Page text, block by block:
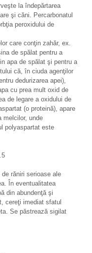
la îndepărtarea
şi căni. Percarbonatul
peroxidului de
care conţin zahăr, ex.
de spălat pentru a
apa de spălat şi pentru a
că, în ciuda agenţilor
dedurizarea apei),
cu prea mult oxid de
de legare a oxidului de
(o proteină), apare
melcilor, unde
polyaspartat este
răniri serioase ale
În eventualitatea
din abundenţă şi
cereţi imediat sfatul
Se păstrează sigilat